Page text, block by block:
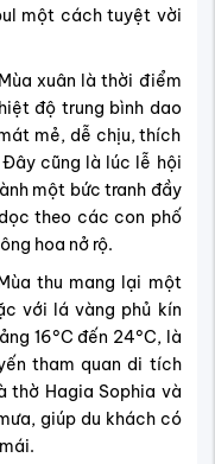
một cách tuyệt vời
xuân là thời điểm
độ trung bình dao
mẻ, dễ chịu, thích
cũng là lúc lễ hội
một bức tranh đầy
theo các con phố
hoa nở rộ.
thu mang lại một
với lá vàng phủ kín
16°C đến 24°C, là
tham quan di tích
thờ Hagia Sophia và
giúp du khách có